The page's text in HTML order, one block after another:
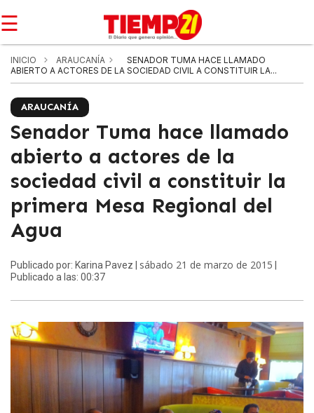
☰
INICIO ARAUCANÍA
SENADOR TUMA HACE LLAMADO
ABIERTO A ACTORES DE LA SOCIEDAD CIVIL A CONSTITUIR LA...
ARAUCANÍA
Senador Tuma hace llamado
abierto a actores de la
sociedad civil a constituir la
primera Mesa Regional del
Agua
Publicado por: Karina Pavez | sábado 21 de marzo de 2015
Publicado a las: 00:37